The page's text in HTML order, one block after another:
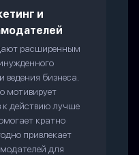
и
расширенным
бизнеса.
мотивирует
к действию лучше
кратно
привлекает
для